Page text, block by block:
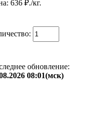
636 ₽./кг.
обновление:
08:01(мск)